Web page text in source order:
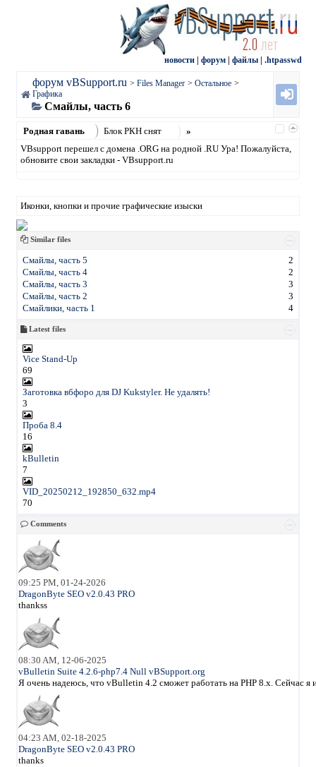
новости форум файлы .htpasswd
форум vBSupport.ru > Files Manager > Остальное >
Графика
Смайлы, часть 6
Родная гавань Блок РКН снят
»
VBsupport перешел с домена .ORG на родной .RU Ура! Пожалуйста,
обновите свои закладки - VBsupport.ru
Иконки, кнопки и прочие графические изыски
Similar files
Смайлы, часть 5
2
Смайлы, часть 4
2
Смайлы, часть 3
3
Смайлы, часть 2
3
Смайлики, часть 1
4
Latest files
Vice Stand-Up
69
Заготовка вбфоро для DJ Kukstyler. Не удалять!
3
Проба 8.4
16
kBulletin
7
VID_20250212_192850_632.mp4
70
Comments
09:25 PM, 01-24-2026
DragonByte SEO v2.0.43 PRO
thankss
08:30 AM, 12-06-2025
vBulletin Suite 4.2.6-php7.4 Null vBSupport.org
Я очень надеюсь, что vBulletin 4.2 сможет работать на PHP 8.x. Сейчас
04:23 AM, 02-18-2025
DragonByte SEO v2.0.43 PRO
thanks